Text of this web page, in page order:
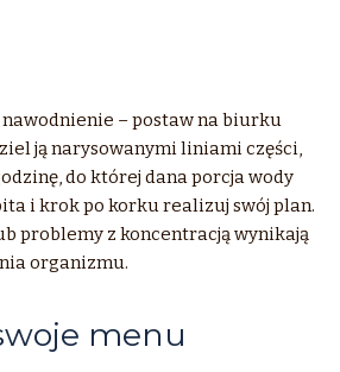
– postaw na biurku
ją narysowanymi liniami części,
do której dana porcja wody
i krok po korku realizuj swój plan.
problemy z koncentracją wynikają
organizmu.
menu